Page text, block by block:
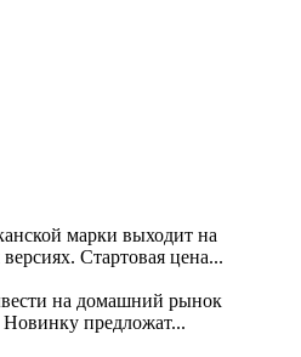
марки выходит на
Стартовая цена...
на домашний рынок
Новинку предложат...